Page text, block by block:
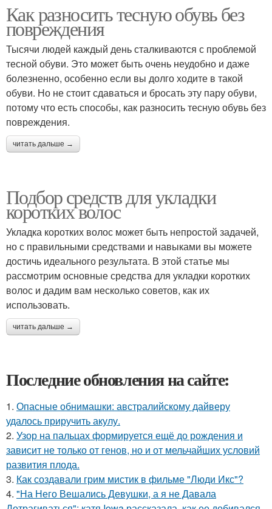
Как разносить тесную обувь без
повреждения
Тысячи людей каждый день сталкиваются с проблемой
тесной обуви. Это может быть очень неудобно и даже
болезненно, особенно если вы долго ходите в такой
обуви. Но не стоит сдаваться и бросать эту пару обуви,
потому что есть способы, как разносить тесную обувь без
повреждения.
читать дальше →
Подбор средств для укладки
коротких волос
Укладка коротких волос может быть непростой задачей,
но с правильными средствами и навыками вы можете
достичь идеального результата. В этой статье мы
рассмотрим основные средства для укладки коротких
волос и дадим вам несколько советов, как их
использовать.
читать дальше →
Последние обновления на сайте:
1. Опасные обнимашки: австралийскому дайверу
удалось приручить акулу.
2. Узор на пальцах формируется ещё до рождения и
зависит не только от генов, но и от мельчайших условий
развития плода.
3. Как создавали грим мистик в фильме "Люди Икс"?
4. "На Него Вешались Девушки, а я не Давала